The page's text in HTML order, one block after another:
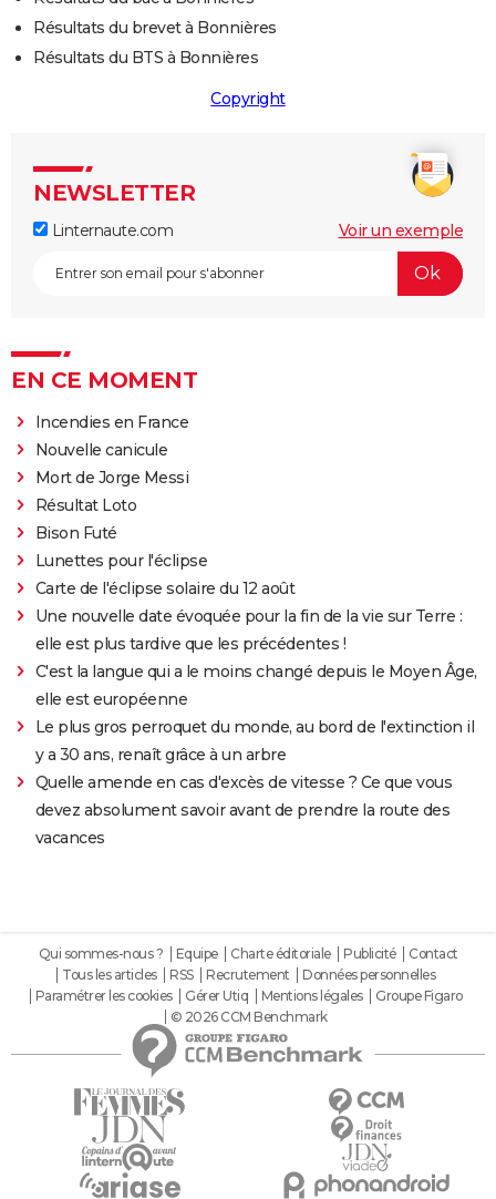
Résultats du brevet à Bonnières
Résultats du BTS à Bonnières
Copyright
NEWSLETTER
Linternaute.com Voir un exemple
EN CE MOMENT
Incendies en France
Nouvelle canicule
Mort de Jorge Messi
Résultat Loto
Bison Futé
Lunettes pour l'éclipse
Carte de l'éclipse solaire du 12 août
Une nouvelle date évoquée pour la fin de la vie sur Terre :
elle est plus tardive que les précédentes !
C'est la langue qui a le moins changé depuis le Moyen Âge,
elle est européenne
Le plus gros perroquet du monde, au bord de l'extinction il
y a 30 ans, renaît grâce à un arbre
Quelle amende en cas d'excès de vitesse ? Ce que vous
devez absolument savoir avant de prendre la route des
vacances
Qui sommes-nous ? Equipe Charte éditoriale Publicité
Contact
Tous les articles
RSS Recrutement
Données personnelles
Paramétrer les cookies
Gérer Utiq Mentions légales
Groupe Figaro
© 2026 CCM Benchmark